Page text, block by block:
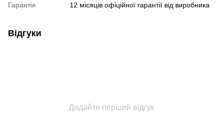
Гарантія 12 місяців офіційної гарантії від виробника
Відгуки
Додайте перший відгук